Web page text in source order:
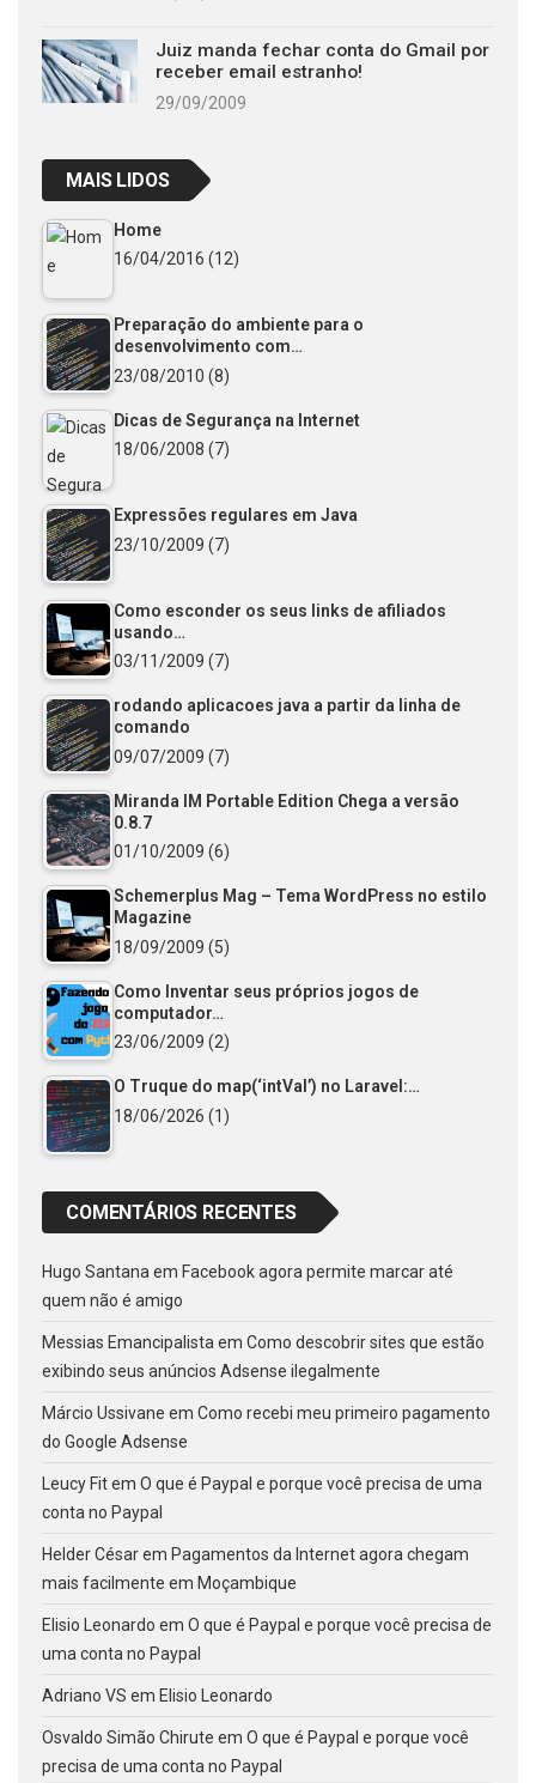
Juiz manda fechar conta do Gmail por
receber email estranho!
29/09/2009
MAIS LIDOS
Home
16/04/2016 (12)
Preparação do ambiente para o
desenvolvimento com…
23/08/2010 (8)
Dicas de Segurança na Internet
18/06/2008 (7)
Expressões regulares em Java
23/10/2009 (7)
Como esconder os seus links de afiliados
usando…
03/11/2009 (7)
rodando aplicacoes java a partir da linha de
comando
09/07/2009 (7)
Miranda IM Portable Edition Chega a versão
0.8.7
01/10/2009 (6)
Schemerplus Mag – Tema WordPress no estilo
Magazine
18/09/2009 (5)
Como Inventar seus próprios jogos de
computador…
23/06/2009 (2)
O Truque do map(‘intVal’) no Laravel:…
18/06/2026 (1)
COMENTÁRIOS RECENTES
Hugo Santana em Facebook agora permite marcar até
quem não é amigo
Messias Emancipalista em Como descobrir sites que estão
exibindo seus anúncios Adsense ilegalmente
Márcio Ussivane em Como recebi meu primeiro pagamento
do Google Adsense
Leucy Fitem O que é Paypal e porque você precisa de uma
conta no Paypal
Helder Césarem Pagamentos da Internet agora chegam
mais facilmente em Moçambique
Elisio Leonardo em O que é Paypal e porque você precisa de
uma conta no Paypal
Adriano VS em Elisio Leonardo
Osvaldo Simão Chirute em O que é Paypal e porque você
precisa de uma conta no Paypal